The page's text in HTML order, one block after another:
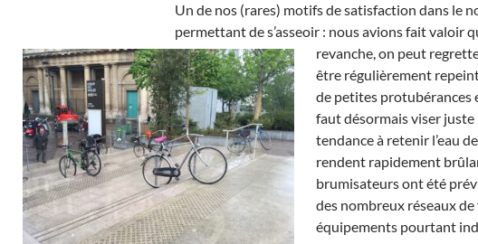
Un de nos (rares) motifs de satisfaction dans le
permettant de s’asseoir : nous avions fait valoir
revanche, on peut
être régulièrement
de petites protubérances
faut désormais viser juste
tendance à retenir l’eau
rendent rapidement
brumisateurs ont été
des nombreux réseaux
équipements pourtant